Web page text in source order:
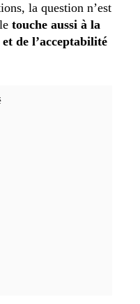
la question n’est
touche aussi à la
de l’acceptabilité